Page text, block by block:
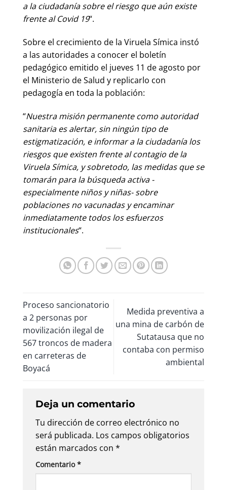
a la ciudadanía sobre el riesgo que aún existe
frente al Covid 19“.
Sobre el crecimiento de la Viruela Símica instó
a las autoridades a conocer el boletín
pedagógico emitido el jueves 11 de agosto por
el Ministerio de Salud y replicarlo con
pedagogía en toda la población:
“Nuestra misión permanente como autoridad
sanitaria es alertar, sin ningún tipo de
estigmatización, e informar a la ciudadanía los
riesgos que existen frente al contagio de la
Viruela Símica, y sobretodo, las medidas que se
tomarán para la búsqueda activa -
especialmente niños y niñas- sobre
poblaciones no vacunadas y encaminar
inmediatamente todos los esfuerzos
institucionales“.
Proceso sancionatorio
a 2 personas por
movilización ilegal de
567 troncos de madera
en carreteras de
Boyacá
Medida preventiva a
una mina de carbón de
Sutatausa que no
contaba con permiso
ambiental
Deja un comentario
Tu dirección de correo electrónico no
será publicada. Los campos obligatorios
están marcados con *
Comentario*